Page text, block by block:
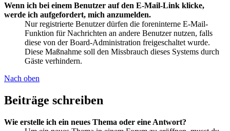
Wenn ich bei einem Benutzer auf den E-Mail-Link klicke,
werde ich aufgefordert, mich anzumelden.
Nur registrierte Benutzer dürfen die foreninterne E-Mail-
Funktion für Nachrichten an andere Benutzer nutzen, falls
diese von der Board-Administration freigeschaltet wurde.
Diese Maßnahme soll den Missbrauch dieses Systems durch
Gäste verhindern.
Nach oben
Beiträge schreiben
Wie erstelle ich ein neues Thema oder eine Antwort?